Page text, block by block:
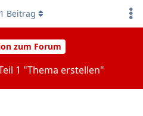
zum Forum
1 "Thema erstellen"
1 Beitrag